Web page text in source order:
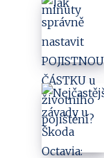
překvapila?
koní
a
dobije
se
za
8.5
minuty
správně
nastavit
POJISTNOU
ČÁSTKU
u
životního
pojištění?
Nejčastější
závady
u
Škoda